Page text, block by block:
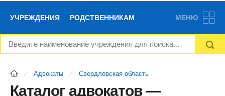
УЧРЕЖДЕНИЯ РОДСТВЕННИКАМ
НОВОСТИ БЛОГ АДВОКАТЫ
МЕНЮ
Адвокаты Свердловская область
Каталог адвокатов —